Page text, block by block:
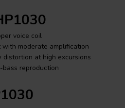
voice coil
moderate amplification
at high excursions
reproduction